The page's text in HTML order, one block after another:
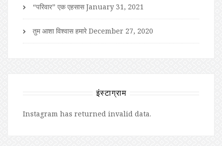
“परिवार” एक एहसास January 31, 2021
तुम आशा विश्वास हमारे December 27, 2020
इंस्टाग्राम
Instagram has returned invalid data.